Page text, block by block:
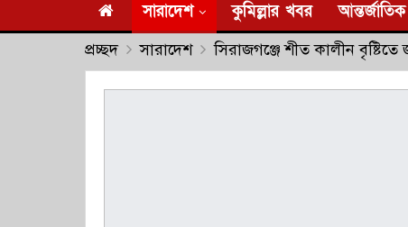
সারাদেশ কুমিল্লার খবর আন্তর্জাতিক
প্রচ্ছদ সারাদেশ সিরাজগঞ্জে শীত কালীন